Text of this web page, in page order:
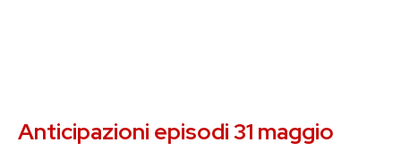
Anticipazioni episodi 31 maggio